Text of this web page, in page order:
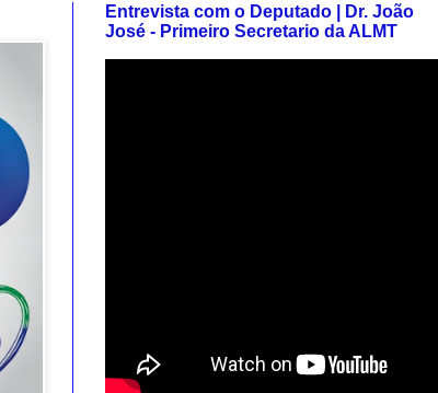
Entrevista com o Deputado | Dr. João
José - Primeiro Secretario da ALMT